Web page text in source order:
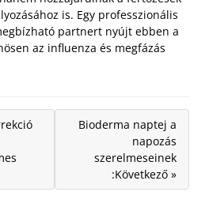
is. Egy professzionális
partnert nyújt ebben a
az influenza és megfázás
Bioderma naptej a
napozás
szerelmeseinek
:Következő »